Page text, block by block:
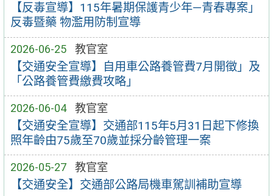
【反毒宣導】115年暑期保護青少年—青春專案」
反毒暨藥 物濫用防制宣導
2026-06-25 教官室
【交通安全宣導】自用車公路養管費7月開徵」及
「公路養管費繳費攻略」
2026-06-04 教官室
【交通安全宣導】交通部115年5月31日起下修換
照年齡由75歲至70歲並採分齡管理一案
2026-05-27 教官室
【交通安全】交通部公路局機車駕訓補助宣導